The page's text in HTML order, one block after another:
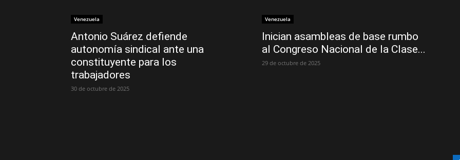
Venezuela
Antonio Suárez defiende
autonomía sindical ante una
constituyente para los
trabajadores
30 de octubre de 2025
Venezuela
Inician asambleas de base rumbo
al Congreso Nacional de la Clase...
29 de octubre de 2025